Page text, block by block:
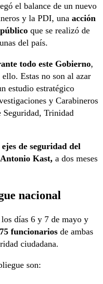
el balance de un nuevo
y la PDI, una acción
que se realizó de
del país.
todo este Gobierno,
Estas no son al azar
estudio estratégico
y Carabineros
Trinidad
ejes de seguridad del
Kast, a dos meses
nacional
días 6 y 7 de mayo y
funcionarios de ambas
ciudadana.
son: